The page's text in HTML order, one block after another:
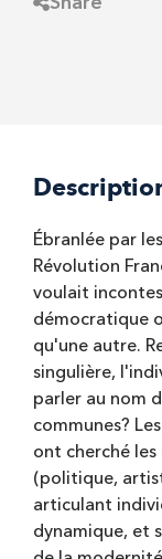
Ébranlée par
Révolution
voulait
démocratique
qu'une autre.
singulière,
parler au nom
communes?
ont cherché
(politique,
articulant
dynamique, et